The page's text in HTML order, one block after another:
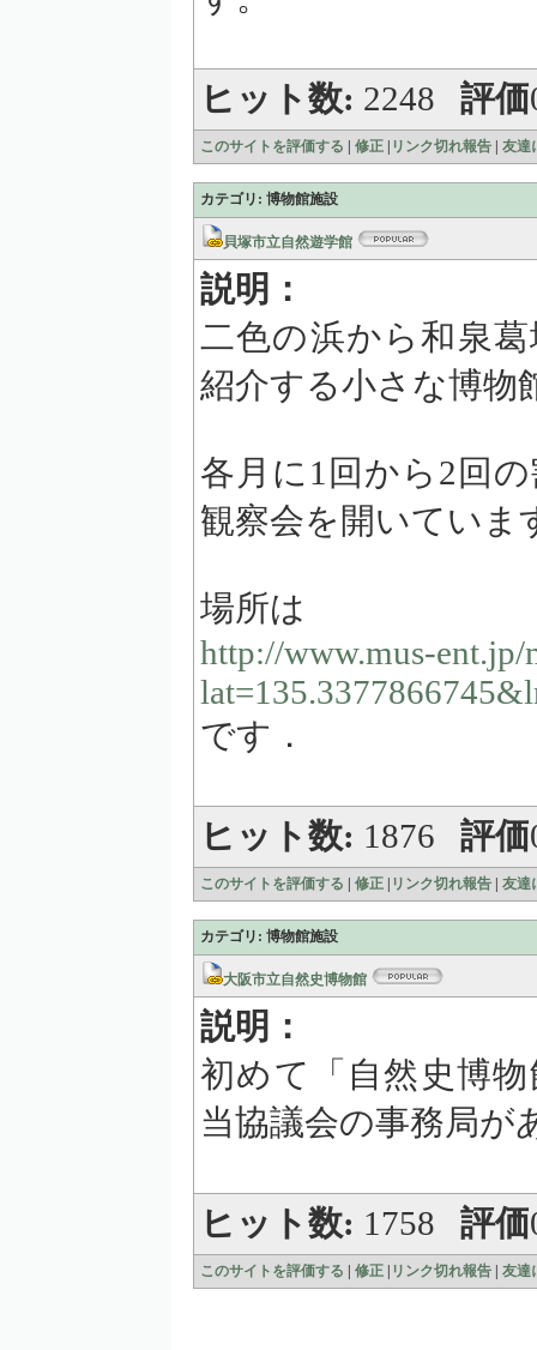
ヒット数: 2248 評価
このサイトを評価する 修正 リンク切れ報告 友達
カテゴリ: 博物館施設
貝塚市立自然遊学館
説明：
二色の浜から和泉
紹介する小さな博物
各月に1回から2回
観察会を開いていま
場所は
http://www.mus-ent.jp/
です．
ヒット数: 1876 評価
このサイトを評価する 修正 リンク切れ報告 友達
カテゴリ: 博物館施設
大阪市立自然史博物館
説明：
初めて「自然史博
当協議会の事務局が
ヒット数: 1758 評価
このサイトを評価する 修正 リンク切れ報告 友達